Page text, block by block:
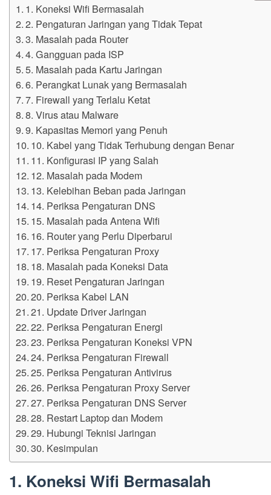
1. Koneksi Wifi Bermasalah
2. Pengaturan Jaringan yang Tidak Tepat
3. Masalah pada Router
4. Gangguan pada ISP
5. Masalah pada Kartu Jaringan
6. Perangkat Lunak yang Bermasalah
7. Firewall yang Terlalu Ketat
8. Virus atau Malware
9. Kapasitas Memori yang Penuh
10. Kabel yang Tidak Terhubung dengan Benar
11. Konfigurasi IP yang Salah
12. Masalah pada Modem
13. Kelebihan Beban pada Jaringan
14. Periksa Pengaturan DNS
15. Masalah pada Antena Wifi
16. Router yang Perlu Diperbarui
17. Periksa Pengaturan Proxy
18. Masalah pada Koneksi Data
19. Reset Pengaturan Jaringan
20. Periksa Kabel LAN
21. Update Driver Jaringan
22. Periksa Pengaturan Energi
23. Periksa Pengaturan Koneksi VPN
24. Periksa Pengaturan Firewall
25. Periksa Pengaturan Antivirus
26. Periksa Pengaturan Proxy Server
27. Periksa Pengaturan DNS Server
28. Restart Laptop dan Modem
29. Hubungi Teknisi Jaringan
30. Kesimpulan
1. Koneksi Wifi Bermasalah